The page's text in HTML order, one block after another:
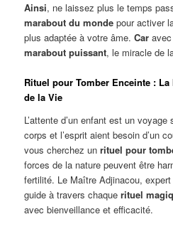
Ainsi, ne laissez plus le temps
marabout du monde pour activer
plus adaptée à votre âme.Car
marabout puissant, le miracle de
Rituel pour Tomber Enceinte :
de la Vie
L’attente d’un enfant est un
corps et l’esprit aient besoin d’un
vous cherchez unrituel pour
forces de la nature peuvent être
fertilité. Le Maître Adjinacou,
guide à travers chaquerituel
avec bienveillance et efficacité.